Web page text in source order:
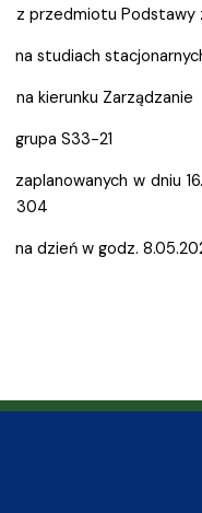
z przedmiotu Podstawy
na studiach
na kierunku Zarządzanie
grupa S33-21
zaplanowanych w dniu
304
na dzień w godz.